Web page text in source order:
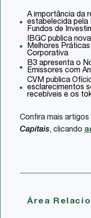
A importância da
estabelecida pela
Fundos de
IBGC publica
Melhores
Corporativa
B3 apresenta o
Emissores com
CVM publica
esclarecimentos
recebíveis e os
Confira mais
Capitais, clicando
Área